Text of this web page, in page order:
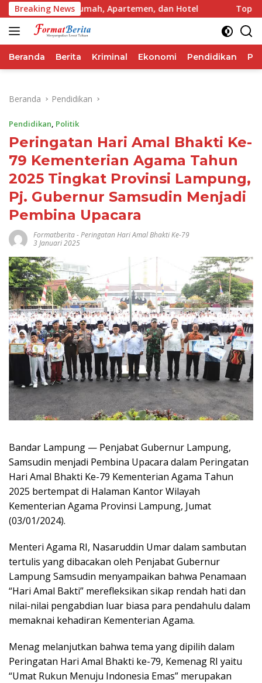
Langsung
ke
konten
Breaking News
Rumah, Apartemen, dan Hotel Top 3 Reksadana
Beranda Berita Kriminal Ekonomi Pendidikan
Beranda Pendidikan
Pendidikan, Politik
Peringatan Hari Amal Bhakti Ke-
79 Kementerian Agama Tahun
2025 Tingkat Provinsi Lampung,
Pj. Gubernur Samsudin Menjadi
Pembina Upacara
Formatberita-Peringatan Hari Amal Bhakti Ke-79
3 Januari 2025
Bandar Lampung — Penjabat Gubernur Lampung,
Samsudin menjadi Pembina Upacara dalam Peringatan
Hari Amal Bhakti Ke-79 Kementerian Agama Tahun
2025 bertempat di Halaman Kantor Wilayah
Kementerian Agama Provinsi Lampung, Jumat
(03/01/2024).
Menteri Agama RI, Nasaruddin Umar dalam sambutan
tertulis yang dibacakan oleh Penjabat Gubernur
Lampung Samsudin menyampaikan bahwa Penamaan
“Hari Amal Bakti” merefleksikan sikap rendah hati dan
nilai-nilai pengabdian luar biasa para pendahulu dalam
memaknai kehadiran Kementerian Agama.
Menag melanjutkan bahwa tema yang dipilih dalam
Peringatan Hari Amal Bhakti ke-79, Kemenag RI yaitu
“Umat Rukun Menuju Indonesia Emas” merupakan